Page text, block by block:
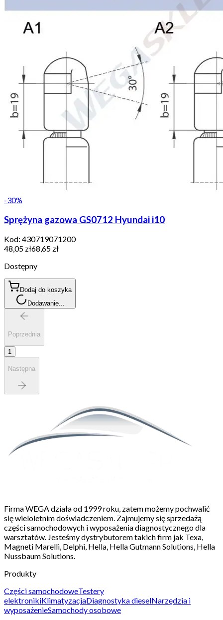
-30%
Sprężyna gazowa GS0712 Hyundai i10
Kod: 430719071200
48,05 zł68,65 zł
Dostępny
Dodaj do koszyka
Dodawanie...
Poprzednia
1
Następna
Firma WEGA działa od 1999 roku, zatem możemy pochwalić
się wieloletnim doświadczeniem. Zajmujemy się sprzedażą
części samochodowych i wyposażenia diagnostycznego dla
warsztatów. Jesteśmy dystrybutorem takich firm jak Texa,
Magneti Marelli, Delphi, Hella, Hella Gutmann Solutions, Hella
Nussbaum Solutions.
Produkty
Części samochodoweTestery
elektronikiKlimatyzacjaDiagnostyka dieselNarzędzia i
wyposażenieSamochody osobowe